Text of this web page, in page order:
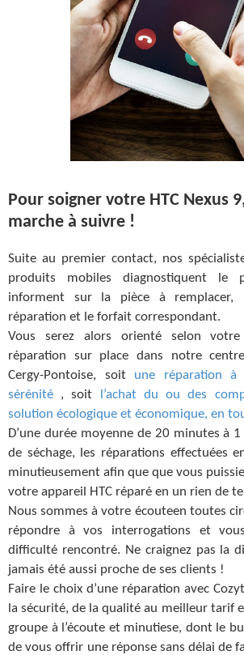
Pour soigner votre HTC Nexus
marche à suivre !
Suite au premier contact, nos
produits mobiles diagnostiquent le
informent sur la pièce à
réparation et le forfait correspondant.
Vous serez alors orienté selon
réparation sur place dans notre
Cergy-Pontoise, soit une réparation
sérénité , soit
l’achat du ou des
solution écologique et économique, en
D’une durée moyenne de 20 minutes à
de séchage, les réparations effectuées
minutieusement afin que que vous
votre appareil HTC réparé en un rien de
Nous sommes à votre écouteen toutes
répondre à vos interrogations et
difficulté rencontré. Ne craignez pas la
jamais été aussi proche de ses clients !
Faire le choix d’une réparation avec
la sécurité, de la qualité au meilleur tarif
groupe à l’écoute et minutiese, dont le
de vous offrir une réponse sans délai de